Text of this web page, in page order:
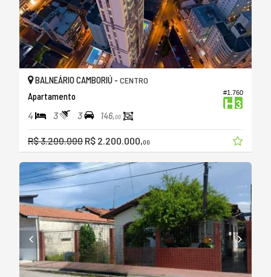
#1.760
BALNEÁRIO CAMBORIÚ - CENTRO
Apartamento
4 3 3 146,00
R$ 3.200.000 R$ 2.200.000,00